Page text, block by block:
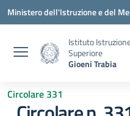
Vai ai contenuti
Vai al menu di navigazione
Vai al footer
Ministero dell'Istruzione e del
Istituto
Superiore
Gioeni Trabia
Circolare 331